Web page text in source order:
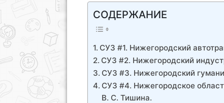
СОДЕРЖАНИЕ
СУЗ #1. Нижегородский
СУЗ #2. Нижегородский
СУЗ #3. Нижегородский
СУЗ #4. Нижегородское
В. С. Тишина.